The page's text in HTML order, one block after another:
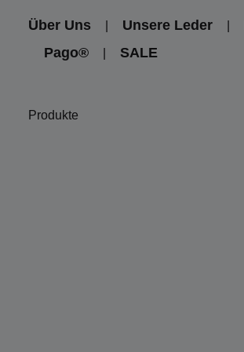
Hauptinhalt springen
Zur Hauptnavigation springen
Über Uns Unsere Leder
Pago®
SALE
Produkte